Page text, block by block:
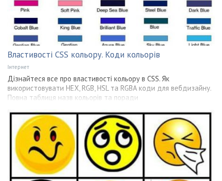
Властивості CSS кольору. Коди кольорів
Інтернет
Дізнайтеся все про властивості кольору в CSS. Як
використовувати HEX, RGB, HSL та RGBA коди для вебдизайну.
Повна таблиця назв кольорів та поради